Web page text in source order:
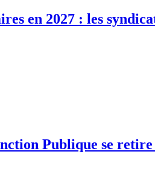
en 2027 : les
Publique se